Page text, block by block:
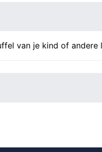
van je kind of